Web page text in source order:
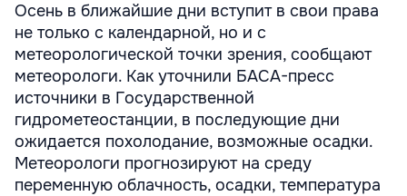
Осень в ближайшие дни вступит в свои права
не только с календарной, но и с
метеорологической точки зрения, сообщают
метеорологи. Как уточнили БАСА-пресс
источники в Государственной
гидрометеостанции, в последующие дни
ожидается похолодание, возможные осадки.
Метеорологи прогнозируют на среду
переменную облачность, осадки, температура